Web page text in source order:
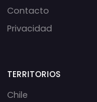
Contacto
Privacidad
TERRITORIOS
Chile